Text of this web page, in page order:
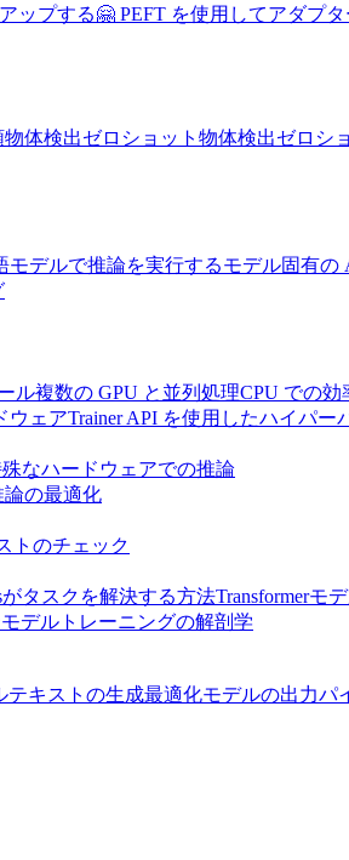
ップする🤗 PEFT を使用してアダプ
物体検出ゼロショット物体検出ゼロシ
モデルで推論を実行するモデル固有の
ル複数の GPU と並列処理CPU での効
ウェアTrainer API を使用したハイパー
なハードウェアでの推論
論の最適化
トのチェック
がタスクを解決する方法Transformerモ
モデルトレーニングの解剖学
テキストの生成最適化モデルの出力パ